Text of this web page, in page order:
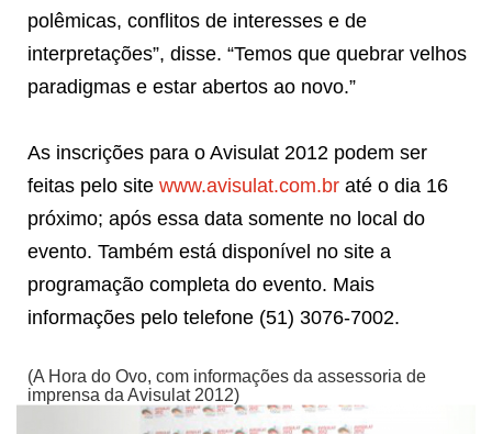
polêmicas, conflitos de interesses e de
interpretações”, disse. “Temos que quebrar velhos
paradigmas e estar abertos ao novo.”
As inscrições para o Avisulat 2012 podem ser
feitas pelo site www.avisulat.com.br até o dia 16
próximo; após essa data somente no local do
evento. Também está disponível no site a
programação completa do evento. Mais
informações pelo telefone (51) 3076-7002.
(A Hora do Ovo, com informações da assessoria de
imprensa da Avisulat 2012)